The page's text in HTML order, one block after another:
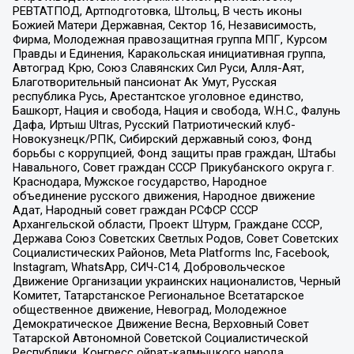
РЕВТАТПОД, Артподготовка, Штольц, В честь иконы
Божией Матери Державная, Сектор 16, Независимость,
Фирма, Молодежная правозащитная группа МПГ, Курсом
Правды и Единения, Каракольская инициативная группа,
Автоград Крю, Союз Славянских Сил Руси, Алля-Аят,
Благотворительный пансионат Ак Умут, Русская
республика Русь, Арестантское уголовное единство,
Башкорт, Нация и свобода, Нация и свобода, W.H.С., Фалунь
Дафа, Иртыш Ultras, Русский Патриотический клуб-
Новокузнецк/РПК, Сибирский державный союз, Фонд
борьбы с коррупцией, Фонд защиты прав граждан, Штабы
Навального, Совет граждан СССР Прикубанского округа г.
Краснодара, Мужское государство, Народное
объединение русского движения, Народное движение
Адат, Народный совет граждан РСФСР СССР
Архангельской области, Проект Штурм, Граждане СССР,
Держава Союз Советских Светлых Родов, Совет Советских
Социалистических Районов, Meta Platforms Inc, Facebook,
Instagram, WhatsApp, СИЧ-С14, Добровольческое
Движение Организации украинских националистов, Черный
Комитет, Татарстанское Региональное Всетатарское
общественное движение, Невоград, Молодежное
Демократическое Движение Весна, Верховный Совет
Татарской Автономной Советской Социалистической